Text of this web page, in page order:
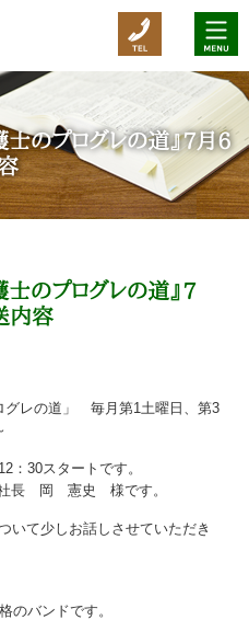
のプログレの道』7月6
のプログレの道』7
内容
レの道」 毎月第1土曜日、第3
：30スタートです。
社長 岡 憲史 様です。
いて少しお話しさせていただき
のバンドです。